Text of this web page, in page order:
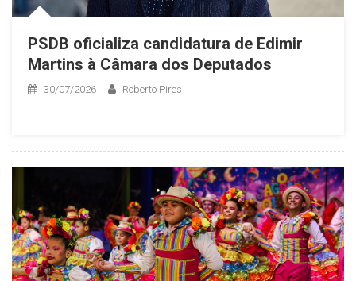
PSDB oficializa candidatura de Edimir
Martins à Câmara dos Deputados
30/07/2026 Roberto Pires